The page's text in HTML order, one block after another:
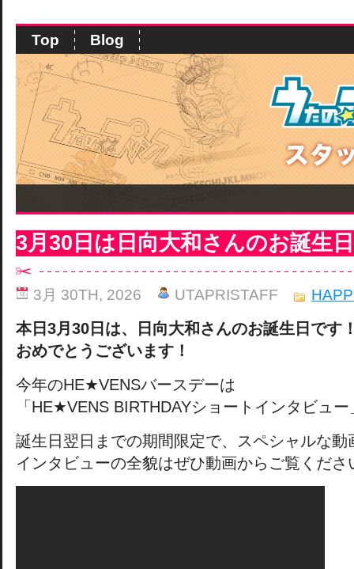
Top Blog
3月30日は日向大和さんのお誕生
3月 30TH, 2026 UTAPRISTAFF
本日3月30日は、日向大和さんのお誕生日です
おめでとうございます！
今年のHE★VENSバースデーは
「HE★VENS BIRTHDAYショートインタビュ
誕生日翌日までの期間限定で、スペシャルな
インタビューの全貌はぜひ動画からご覧くださ